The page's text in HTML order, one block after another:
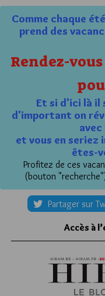
Comme chaque
prend des
Rendez-
Et si d'ici là il
d'important on
et vous en seriez
êtes-
Profitez de ces
(bouton
Partager sur
Accès à